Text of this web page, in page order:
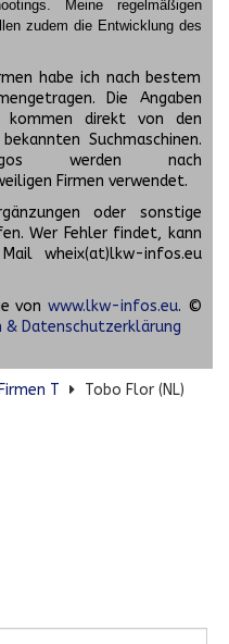
Meine regelmäßigen
zudem die Entwicklung des
habe ich nach bestem
Die Angaben
kommen direkt von den
Suchmaschinen.
werden nach
Firmen verwendet.
oder sonstige
Wer Fehler findet, kann
wheix(at)lkw-infos.eu
von www.lkw-infos.eu. ©
& Datenschutzerklärung
Firmen T Tobo Flor (NL)